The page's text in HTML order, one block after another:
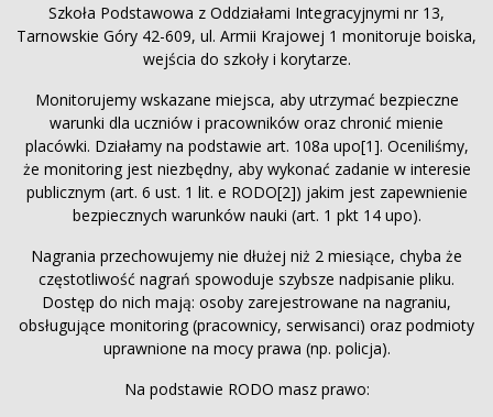
Szkoła Podstawowa z Oddziałami Integracyjnymi nr 13,
Tarnowskie Góry 42-609, ul. Armii Krajowej 1 monitoruje boiska,
wejścia do szkoły i korytarze.
Monitorujemy wskazane miejsca, aby utrzymać bezpieczne
warunki dla uczniów i pracowników oraz chronić mienie
placówki. Działamy na podstawie art. 108a upo[1]. Oceniliśmy,
że monitoring jest niezbędny, aby wykonać zadanie w interesie
publicznym (art. 6 ust. 1 lit. e RODO[2]) jakim jest zapewnienie
bezpiecznych warunków nauki (art. 1 pkt 14 upo).
Nagrania przechowujemy nie dłużej niż 2 miesiące, chyba że
częstotliwość nagrań spowoduje szybsze nadpisanie pliku.
Dostęp do nich mają: osoby zarejestrowane na nagraniu,
obsługujące monitoring (pracownicy, serwisanci) oraz podmioty
uprawnione na mocy prawa (np. policja).
Na podstawie RODO masz prawo: